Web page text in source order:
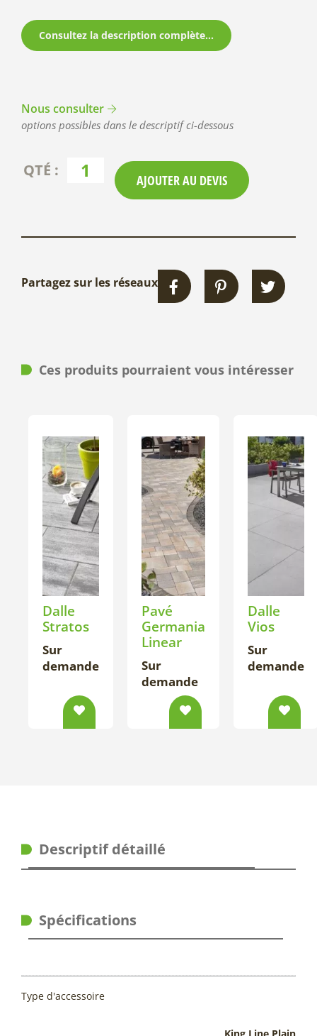
Consultez la description complète...
Nous consulter
options possibles dans le descriptif ci-dessous
AJOUTER AU DEVIS
Partagez sur les réseaux
Ces produits pourraient vous intéresser
Dalle
Stratos
Sur
demande
Pavé
Germania
Linear
Sur
demande
Dalle
Vios
Sur
demande
Descriptif détaillé
Spécifications
Type d'accessoire